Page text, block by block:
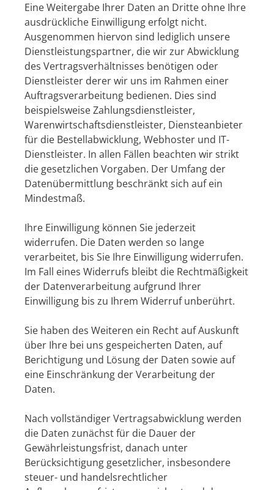
Eine Weitergabe Ihrer Daten an Dritte ohne Ihre
ausdrückliche Einwilligung erfolgt nicht.
Ausgenommen hiervon sind lediglich unsere
Dienstleistungspartner, die wir zur Abwicklung
des Vertragsverhältnisses benötigen oder
Dienstleister derer wir uns im Rahmen einer
Auftragsverarbeitung bedienen. Dies sind
beispielsweise Zahlungsdienstleister,
Warenwirtschaftsdienstleister, Diensteanbieter
für die Bestellabwicklung, Webhoster und IT-
Dienstleister. In allen Fällen beachten wir strikt
die gesetzlichen Vorgaben. Der Umfang der
Datenübermittlung beschränkt sich auf ein
Mindestmaß.
Ihre Einwilligung können Sie jederzeit
widerrufen. Die Daten werden so lange
verarbeitet, bis Sie Ihre Einwilligung widerrufen.
Im Fall eines Widerrufs bleibt die Rechtmäßigkeit
der Datenverarbeitung aufgrund Ihrer
Einwilligung bis zu Ihrem Widerruf unberührt.
Sie haben des Weiteren ein Recht auf Auskunft
über Ihre bei uns gespeicherten Daten, auf
Berichtigung und Lösung der Daten sowie auf
eine Einschränkung der Verarbeitung der
Daten.
Nach vollständiger Vertragsabwicklung werden
die Daten zunächst für die Dauer der
Gewährleistungsfrist, danach unter
Berücksichtigung gesetzlicher, insbesondere
steuer- und handelsrechtlicher